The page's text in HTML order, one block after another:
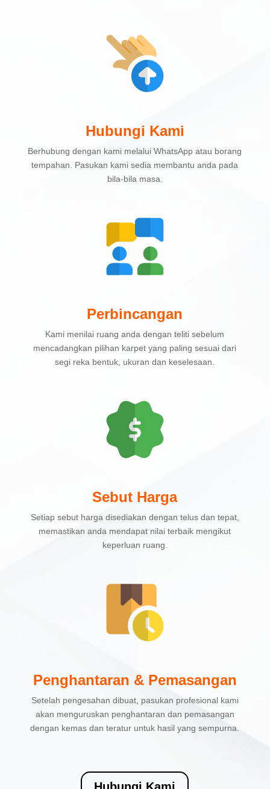
Hubungi Kami
Berhubung dengan kami melalui WhatsApp atau borang
tempahan. Pasukan kami sedia membantu anda pada
bila-bila masa.
Perbincangan
Kami menilai ruang anda dengan teliti sebelum
mencadangkan pilihan karpet yang paling sesuai dari
segi reka bentuk, ukuran dan keselesaan.
Sebut Harga
Setiap sebut harga disediakan dengan telus dan tepat,
memastikan anda mendapat nilai terbaik mengikut
keperluan ruang.
Penghantaran & Pemasangan
Setelah pengesahan dibuat, pasukan profesional kami
akan menguruskan penghantaran dan pemasangan
dengan kemas dan teratur untuk hasil yang sempurna.